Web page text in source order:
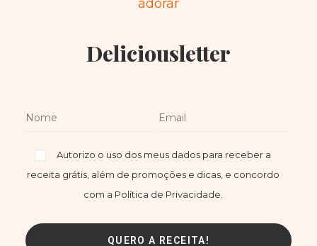
adorar
Deliciousletter
Autorizo o uso dos meus dados para receber a
receita grátis, além de promoções e dicas, e concordo
com a Política de Privacidade.